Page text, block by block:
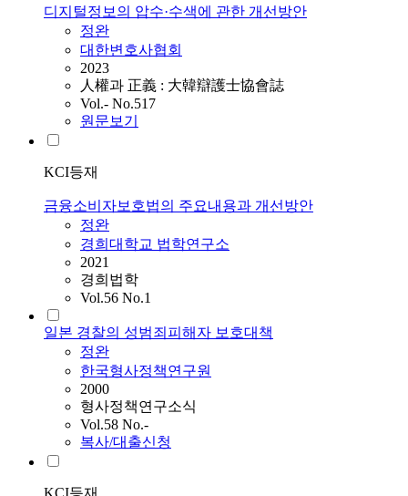
디지털정보의 압수·수색에 관한 개선방안
정완
대한변호사협회
2023
人權과 正義 : 大韓辯護士協會誌
Vol.- No.517
원문보기
KCI등재
금융소비자보호법의 주요내용과 개선방안
정완
경희대학교 법학연구소
2021
경희법학
Vol.56 No.1
일본 경찰의 성범죄피해자 보호대책
정완
한국형사정책연구원
2000
형사정책연구소식
Vol.58 No.-
복사/대출신청